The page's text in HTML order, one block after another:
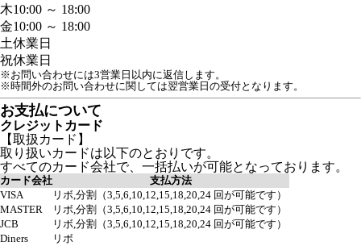
木10:00 ～ 18:00
金10:00 ～ 18:00
土休業日
祝休業日
※お問い合わせには3営業日以内に返信します。
※時間外のお問い合わせに関しては翌営業日の受付となります。
お支払について
クレジットカード
【取扱カード】
取り扱いカードは以下のとおりです。
すべてのカード会社で、一括払いが可能となっております。
カード会社
支払方法
VISA
リボ,分割（3,5,6,10,12,15,18,20,24 回が可能です）
MASTER
リボ,分割（3,5,6,10,12,15,18,20,24 回が可能です）
JCB
リボ,分割（3,5,6,10,12,15,18,20,24 回が可能です）
Diners
リボ